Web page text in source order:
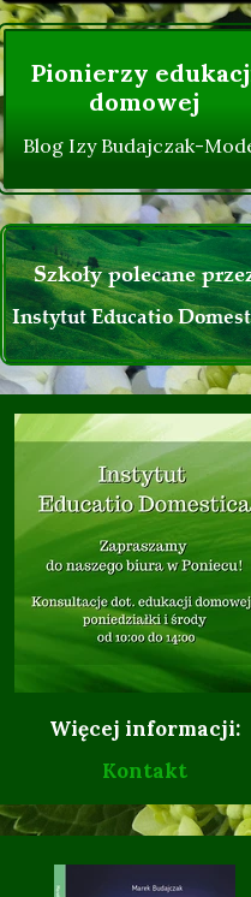
Życzenia
Szkoły polecane
Instytut Educatio
Więcej informacji:
Kontakt
Pionierzy
domowej
Blog Izy Budajczak-